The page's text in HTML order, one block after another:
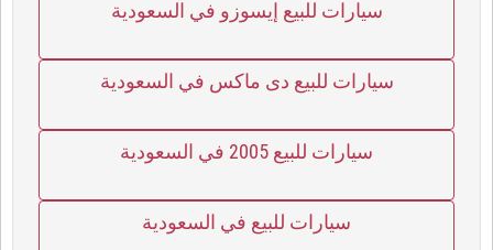
سيارات للبيع إيسوزو في السعودية
سيارات للبيع دى ماكس في السعودية
سيارات للبيع 2005 في السعودية
سيارات للبيع في السعودية